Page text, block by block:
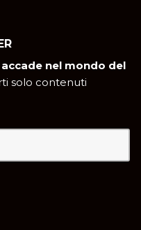
nel mondo del
solo contenuti